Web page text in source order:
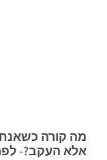
מה קורה
אלא העקב?-